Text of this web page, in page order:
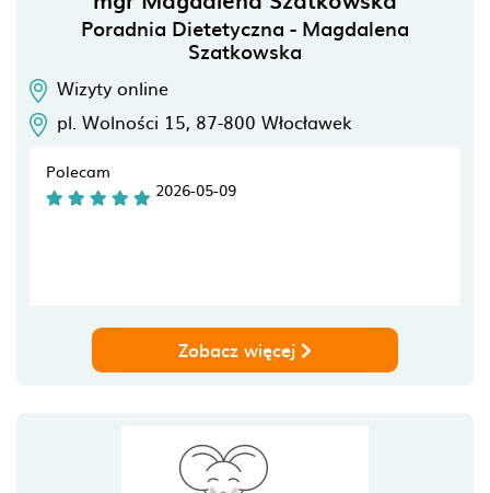
Poradnia Dietetyczna - Magdalena
Szatkowska
Wizyty online
pl. Wolności 15, 87-800 Włocławek
Polecam
2026-05-09
Zobacz więcej